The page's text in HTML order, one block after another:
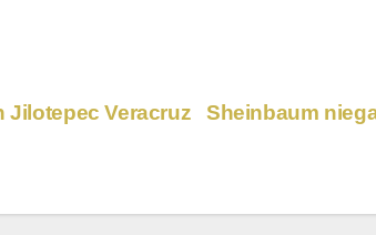
Sheinbaum
Jilotepec Veracruz